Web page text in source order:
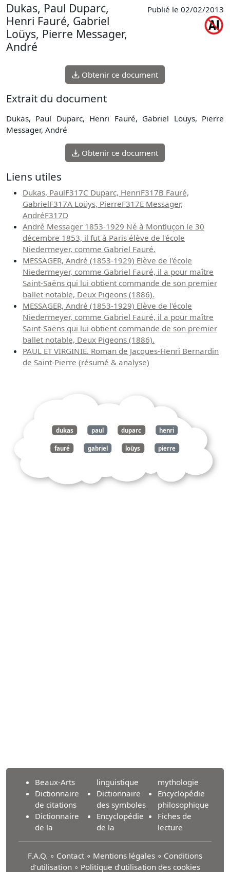
Dukas, Paul Duparc,
Henri Fauré, Gabriel
Loüys, Pierre Messager,
André
Publié le 02/02/2013
Obtenir ce document
Extrait du document
Dukas, Paul Duparc, Henri Fauré, Gabriel Loüys, Pierre
Messager, André
Obtenir ce document
Liens utiles
Dukas, PaulF317C Duparc, HenriF317B Fauré,
GabrielF317A Loüys, PierreF317E Messager,
AndréF317D
André Messager 1853-1929 Né à Montluçon le 30
décembre 1853, il fut à Paris élève de l'école
Niedermeyer, comme Gabriel Fauré.
MESSAGER, André (1853-1929) Elève de l'école
Niedermeyer, comme Gabriel Fauré, il a pour maître
Saint-Saëns qui lui obtient commande de son premier
ballet notable, Deux Pigeons (1886).
MESSAGER, André (1853-1929) Elève de l'école
Niedermeyer, comme Gabriel Fauré, il a pour maître
Saint-Saëns qui lui obtient commande de son premier
ballet notable, Deux Pigeons (1886).
PAUL ET VIRGINIE. Roman de Jacques-Henri Bernardin
de Saint-Pierre (résumé & analyse)
dukas paul duparc henri
fauré gabriel loüys pierre
Beaux-Arts
Dictionnaire
de citations
Dictionnaire
de la
linguistique
Dictionnaire
des symboles
Encyclopédie
de la
mythologie
Encyclopédie
philosophique
Fiches de
lecture
F.A.Q. ∘ Contact ∘ Mentions légales ∘ Conditions
d'utilisation ∘ Politique d’utilisation des cookies